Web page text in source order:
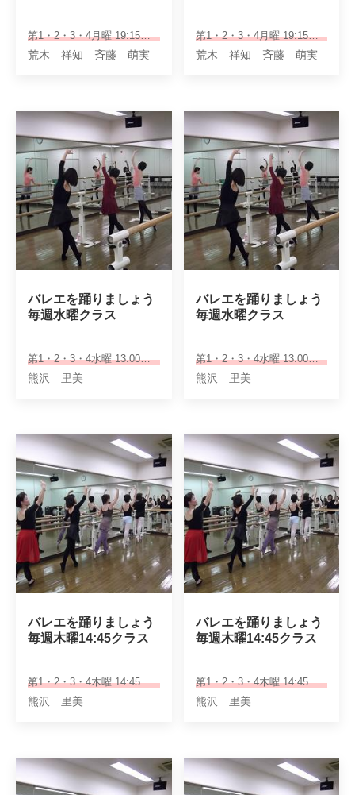
第1・2・3・4月曜 19:15～20:30
荒木 祥知 斉藤 萌実
第1・2・3・4月曜 19:15～20:30
荒木 祥知 斉藤 萌実
バレエを踊りましょう
毎週水曜クラス
第1・2・3・4水曜 13:00～14:20
熊沢 里美
バレエを踊りましょう
毎週水曜クラス
第1・2・3・4水曜 13:00～14:20
熊沢 里美
バレエを踊りましょう
毎週木曜14:45クラス
第1・2・3・4木曜 14:45～16:05
熊沢 里美
バレエを踊りましょう
毎週木曜14:45クラス
第1・2・3・4木曜 14:45～16:05
熊沢 里美